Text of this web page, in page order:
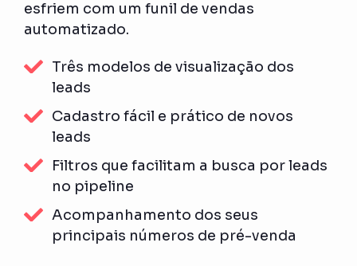
esfriem com um funil de vendas
automatizado.
Três modelos de visualização dos
leads
Cadastro fácil e prático de novos
leads
Filtros que facilitam a busca por leads
no pipeline
Acompanhamento dos seus
principais números de pré-venda